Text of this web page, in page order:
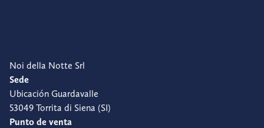
Noi della Notte Srl
Sede
Ubicación Guardavalle
53049 Torrita di Siena (SI)
Punto de venta